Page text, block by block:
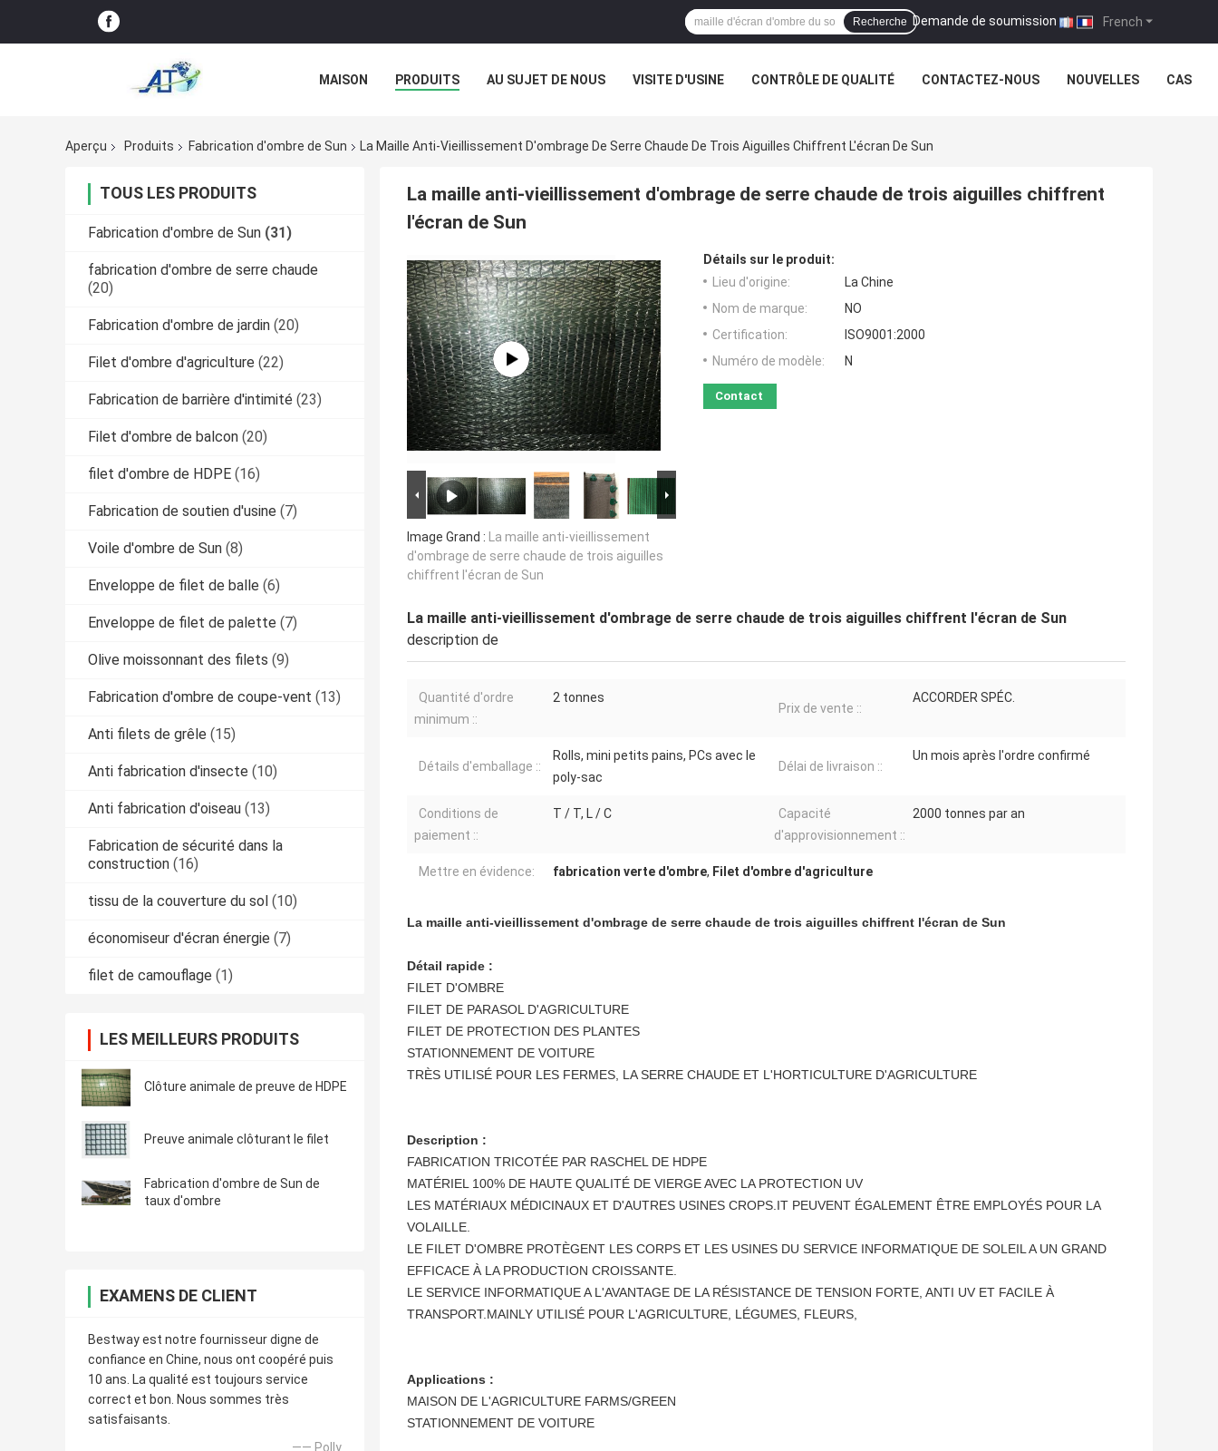
French
Demande de soumission |
Recherche
MAISON PRODUITS AU SUJET DE NOUS VISITE D'USINE CONTRÔLE DE QUALITÉ CONTACTEZ-NOUS NOUVELLES CAS
Aperçu Produits Fabrication d'ombre de Sun La Maille Anti-Vieillissement D'ombrage De Serre Chaude De Trois Aiguilles Chiffrent L'écran De Sun
TOUS LES PRODUITS
Fabrication d'ombre de Sun (31)
fabrication d'ombre de serre chaude
(20)
Fabrication d'ombre de jardin (20)
Filet d'ombre d'agriculture (22)
Fabrication de barrière d'intimité (23)
Filet d'ombre de balcon (20)
filet d'ombre de HDPE (16)
Fabrication de soutien d'usine (7)
Voile d'ombre de Sun (8)
Enveloppe de filet de balle (6)
Enveloppe de filet de palette (7)
Olive moissonnant des filets (9)
Fabrication d'ombre de coupe-vent (13)
Anti filets de grêle (15)
Anti fabrication d'insecte (10)
Anti fabrication d'oiseau (13)
Fabrication de sécurité dans la
construction (16)
tissu de la couverture du sol (10)
économiseur d'écran énergie (7)
filet de camouflage (1)
LES MEILLEURS PRODUITS
Clôture animale de preuve de HDPE
Preuve animale clôturant le filet
Fabrication d'ombre de Sun de
taux d'ombre
EXAMENS DE CLIENT
Bestway est notre fournisseur digne de
confiance en Chine, nous ont coopéré puis
10 ans. La qualité est toujours service
correct et bon. Nous sommes très
satisfaisants.
—— Polly
La maille anti-vieillissement d'ombrage de serre chaude de trois aiguilles chiffrent
l'écran de Sun
Image Grand : La maille anti-vieillissement
d'ombrage de serre chaude de trois aiguilles
chiffrent l'écran de Sun
Détails sur le produit:
Lieu d'origine:
La Chine
Nom de marque:
NO
Certification:
ISO9001:2000
Numéro de modèle:
N
Contact
La maille anti-vieillissement d'ombrage de serre chaude de trois aiguilles chiffrent l'écran de Sun
description de
Quantité d'ordre
minimum ::
2 tonnes
Prix de vente ::
ACCORDER SPÉC.
Détails d'emballage ::
Rolls, mini petits pains, PCs avec le
poly-sac
Délai de livraison ::
Un mois après l'ordre confirmé
Conditions de
paiement ::
T / T, L / C
Capacité
d'approvisionnement ::
2000 tonnes par an
Mettre en évidence: fabrication verte d'ombre, Filet d'ombre d'agriculture
La maille anti-vieillissement d'ombrage de serre chaude de trois aiguilles chiffrent l'écran de Sun
Détail rapide :
FILET D'OMBRE
FILET DE PARASOL D'AGRICULTURE
FILET DE PROTECTION DES PLANTES
STATIONNEMENT DE VOITURE
TRÈS UTILISÉ POUR LES FERMES, LA SERRE CHAUDE ET L'HORTICULTURE D'AGRICULTURE
Description :
FABRICATION TRICOTÉE PAR RASCHEL DE HDPE
MATÉRIEL 100% DE HAUTE QUALITÉ DE VIERGE AVEC LA PROTECTION UV
LES MATÉRIAUX MÉDICINAUX ET D'AUTRES USINES CROPS.IT PEUVENT ÉGALEMENT ÊTRE EMPLOYÉS POUR LA
VOLAILLE.
LE FILET D'OMBRE PROTÈGENT LES CORPS ET LES USINES DU SERVICE INFORMATIQUE DE SOLEIL A UN GRAND
EFFICACE À LA PRODUCTION CROISSANTE.
LE SERVICE INFORMATIQUE A L'AVANTAGE DE LA RÉSISTANCE DE TENSION FORTE, ANTI UV ET FACILE À
TRANSPORT.MAINLY UTILISÉ POUR L'AGRICULTURE, LÉGUMES, FLEURS,
Applications :
MAISON DE L'AGRICULTURE FARMS/GREEN
STATIONNEMENT DE VOITURE